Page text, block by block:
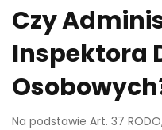
Czy
Inspektora
Na podstawie Art. 37